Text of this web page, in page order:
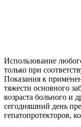
Использование
только при
Показания к
тяжести основного
возраста больного и
сегодняшний день
гепатопротекторов,